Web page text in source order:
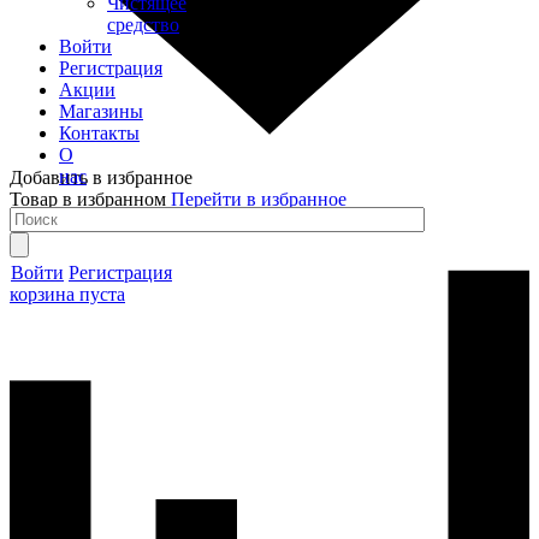
средство
Войти
Регистрация
Акции
Магазины
Контакты
О
нас
Войти Регистрация
корзина пуста
Добавить в избранное
Товар в избранном Перейти в избранное